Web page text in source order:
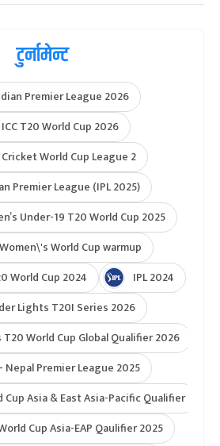
टुर्नामेन्ट
Premier League 2026
ICC T20 World Cup 2026
Cricket World Cup League 2
Premier League (IPL 2025)
Under-19 T20 World Cup 2025
World Cup warmup
World Cup 2024
IPL 2024
Lights T20I Series 2026
T20 World Cup Global Qualifier 2026
Nepal Premier League 2025
Cup Asia & East Asia-Pacific Qualifier
Cup Asia-EAP Qaulifier 2025